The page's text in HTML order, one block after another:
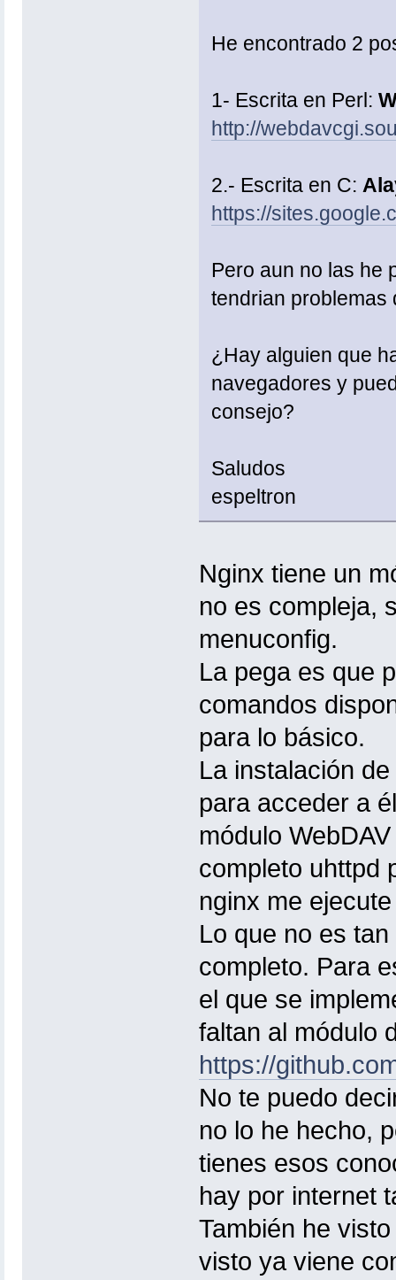
He encontrado 2
1- Escrita en Perl:
http://
2.- Escrita en C:
https://
Pero aun no las he
tendrian problemas
¿Hay alguien que
navegadores y
consejo?
Saludos
espeltron
Nginx tiene un
no es compleja,
menuconfig.
La pega es que
comandos
para lo básico.
La instalación
para acceder a
módulo
completo uhttpd
nginx me
Lo que no es
completo. Para
el que se
faltan al módulo
https://
No te puedo
no lo he hecho,
tienes esos
hay por internet
También he
visto ya viene